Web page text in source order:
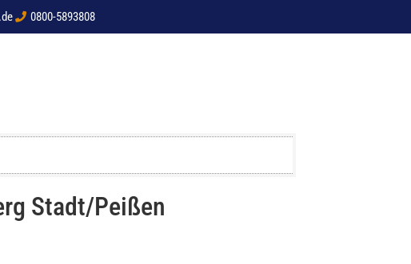
0800-5893808
Stadt/Peißen